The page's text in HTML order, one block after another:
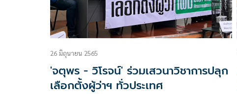
26 มิถุนายน 2565
'จตุพร - วิโรจน์' ร่วมเสวนาวิชาการปลุก
เลือกตั้งผู้ว่าฯ ทั่วประเทศ